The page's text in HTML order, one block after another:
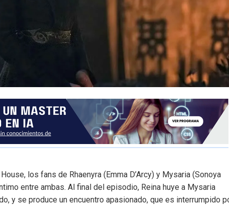
los fans de Rhaenyra (Emma D’Arcy) y Mysaria (Sonoya
entre ambas. Al final del episodio, Reina huye a Mysaria
y se produce un encuentro apasionado, que es interrumpido